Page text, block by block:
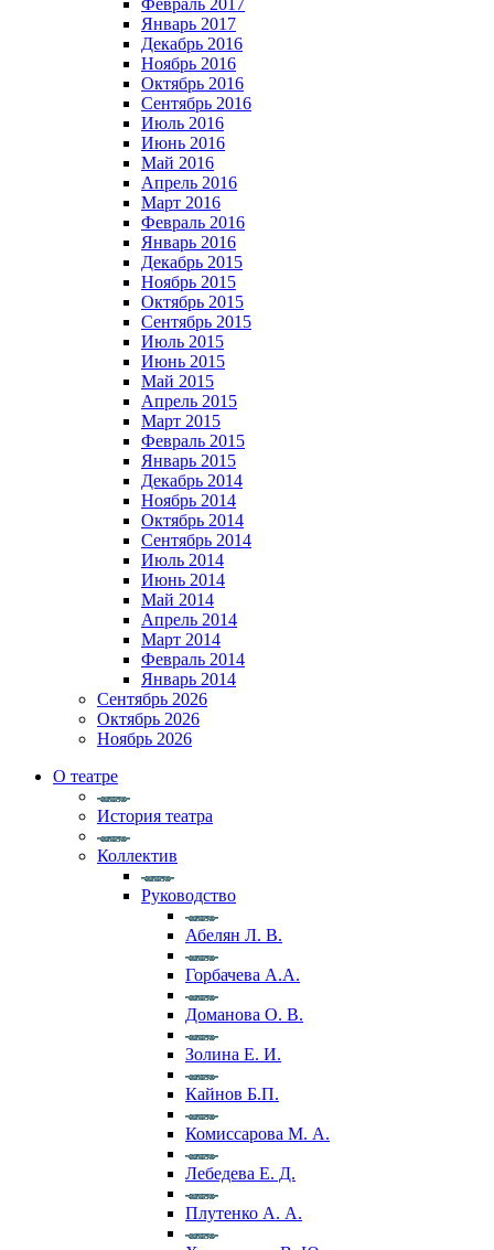
Февраль 2017
Январь 2017
Декабрь 2016
Ноябрь 2016
Октябрь 2016
Сентябрь 2016
Июль 2016
Июнь 2016
Май 2016
Апрель 2016
Март 2016
Февраль 2016
Январь 2016
Декабрь 2015
Ноябрь 2015
Октябрь 2015
Сентябрь 2015
Июль 2015
Июнь 2015
Май 2015
Апрель 2015
Март 2015
Февраль 2015
Январь 2015
Декабрь 2014
Ноябрь 2014
Октябрь 2014
Сентябрь 2014
Июль 2014
Июнь 2014
Май 2014
Апрель 2014
Март 2014
Февраль 2014
Январь 2014
Сентябрь 2026
Октябрь 2026
Ноябрь 2026
О театре
История театра
Коллектив
Руководство
Абелян Л. В.
Горбачева А.А.
Доманова О. В.
Золина Е. И.
Кайнов Б.П.
Комиссарова М. А.
Лебедева Е. Д.
Плутенко А. А.